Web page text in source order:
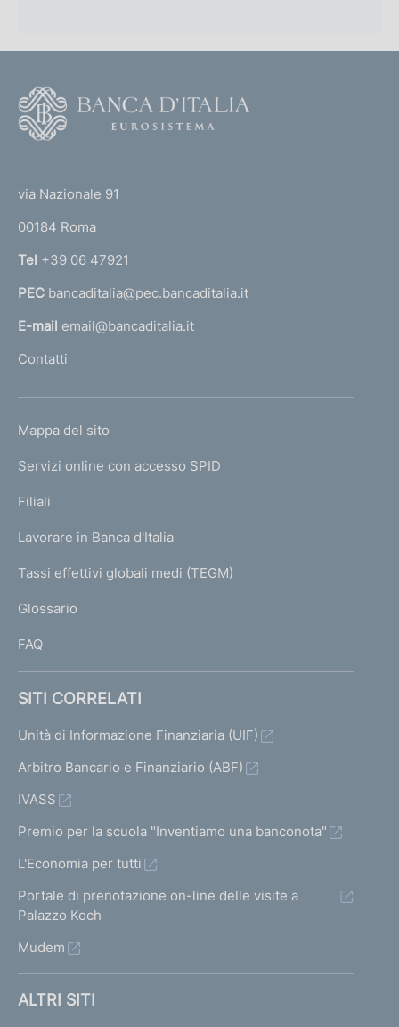
r
n
a
l
'
m
e
a
g
via Nazionale 91
00184 Roma
Tel +39 06 47921
PEC bancaditalia@pec.bancaditalia.it
E-mail email@bancaditalia.it
Contatti
L
N
K
T
I
I
Mappa del sito
Servizi online con accesso SPID
Filiali
Lavorare in Banca d'Italia
Tassi effettivi globali medi (TEGM)
Glossario
FAQ
SITI CORRELATI
Unità di Informazione Finanziaria (UIF)
Arbitro Bancario e Finanziario (ABF)
IVASS
Premio per la scuola "Inventiamo una banconota"
L'Economia per tutti
Portale di prenotazione on-line delle visite a
Palazzo Koch
Mudem
ALTRI SITI